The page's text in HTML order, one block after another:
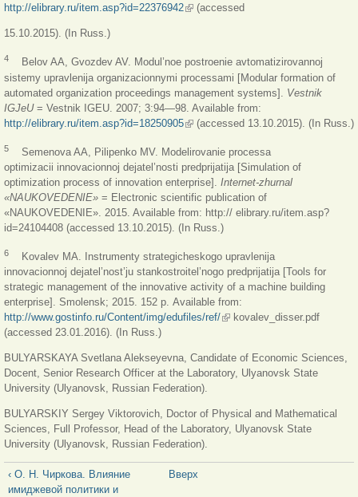
http://elibrary.ru/item.asp?id=22376942(внешняя ссылка)
(accessed
15.10.2015). (In Russ.)
4
Belov AA, Gvozdev AV. Modul’noe postroenie avtomatizirovannoj
sistemy upravlenija organizacionnymi processami [Modular formation of
automated organization proceedings management systems]. Vestnik
IGJeU= Vestnik IGEU. 2007; 3:94—98. Available from:
http://elibrary.ru/item.asp?id=18250905(внешняя ссылка)
(accessed 13.10.2015). (In Russ.)
5
Semenova AA, Pilipenko MV. Modelirovanie processa
optimizacii innovacionnoj dejatel’nosti predprijatija [Simulation of
optimization process of innovation enterprise]. Internet-zhurnal
«NAUKOVEDENIE» = Electronic scientific publication of
«NAUKOVEDENIE». 2015. Available from: http:// elibrary.ru/item.asp?
id=24104408 (accessed 13.10.2015). (In Russ.)
6
Kovalev MA. Instrumenty strategicheskogo upravlenija
innovacionnoj dejatel’nost’ju stankostroitel’nogo predprijatija [Tools for
strategic management of the innovative activity of a machine building
enterprise]. Smolensk; 2015. 152 р. Available from:
http://www.gostinfo.ru/Content/img/edufiles/ref/(внешняя ссылка)
kovalev_disser.pdf
(accessed 23.01.2016). (In Russ.)
BULYARSKAYA Svetlana Alekseyevna, Candidate of Economic Sciences,
Docent, Senior Research Officer at the Laboratory, Ulyanovsk State
University (Ulyanovsk, Russian Federation).
BULYARSKIY Sergey Viktorovich, Doctor of Physical and Mathematical
Sciences, Full Professor, Head of the Laboratory, Ulyanovsk State
University (Ulyanovsk, Russian Federation).
‹ О. Н. Чиркова. Влияние
имиджевой политики и
Вверх